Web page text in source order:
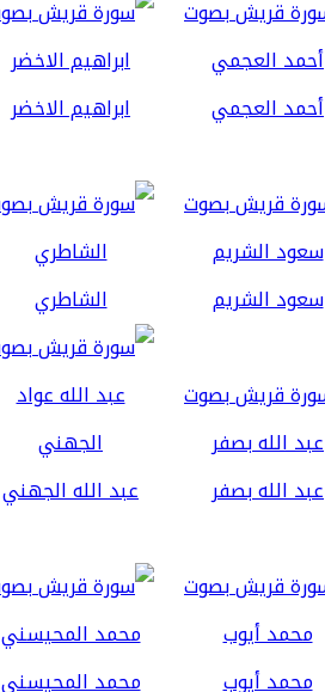
أحمد العجمي ابراهيم الاخضر
سعود الشريم الشاطري
عبد الله بصفر عبد الله الجهني
محمد أيوب محمد المحيسني